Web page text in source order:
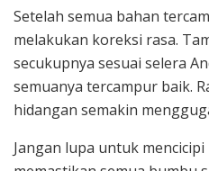
Setelah semua bahan
melakukan koreksi rasa.
secukupnya sesuai selera
semuanya tercampur baik.
hidangan semakin
Jangan lupa untuk